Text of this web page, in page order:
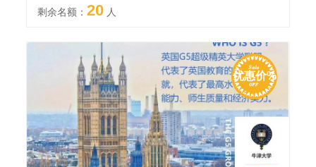
剩余名额：20 人
优惠价%